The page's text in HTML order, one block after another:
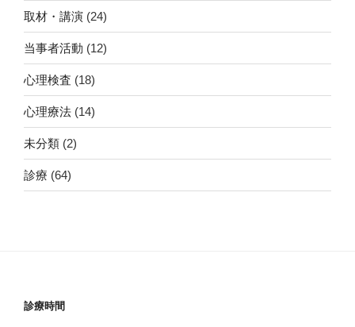
取材・講演 (24)
当事者活動 (12)
心理検査 (18)
心理療法 (14)
未分類 (2)
診療 (64)
診療時間